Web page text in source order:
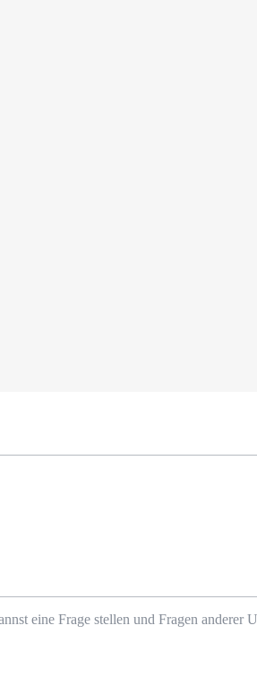
eine Frage stellen und Fragen anderer